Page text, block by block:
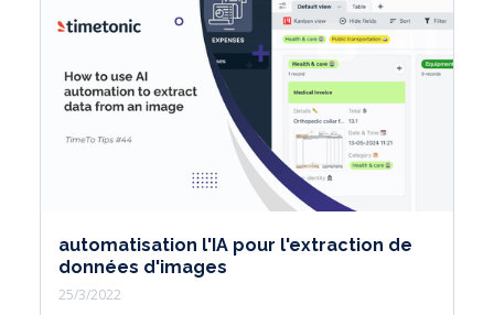
automatisation l'IA pour l'extraction de
données d'images
25/3/2022